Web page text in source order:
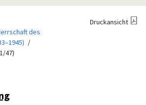
des
47)
Druckansicht